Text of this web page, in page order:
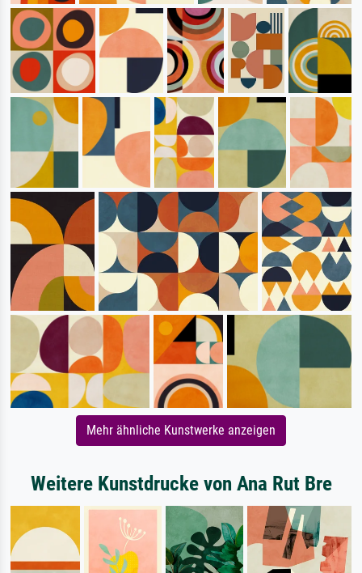
Mehr ähnliche Kunstwerke anzeigen
Weitere Kunstdrucke von Ana Rut Bre